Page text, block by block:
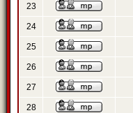
23
24
25
26
27
28